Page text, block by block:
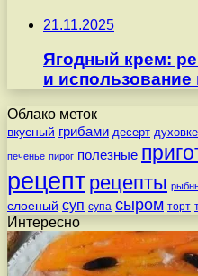
21.11.2025
Ягодный крем:
и использование
Облако меток
вкусный грибами десерт духовке
печенье пирог полезные
рецепт рецепты
слоеный суп супа сыром торт
Интересно